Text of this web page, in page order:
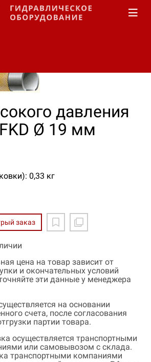
давления
Ø 19 мм
0,33 кг
заказ
цена на товар зависит от
и окончательных условий
эти данные у менеджера
на основании
счета, после согласования
партии товара.
осуществляется транспортными
или самовывозом с склада.
транспортными компаниями